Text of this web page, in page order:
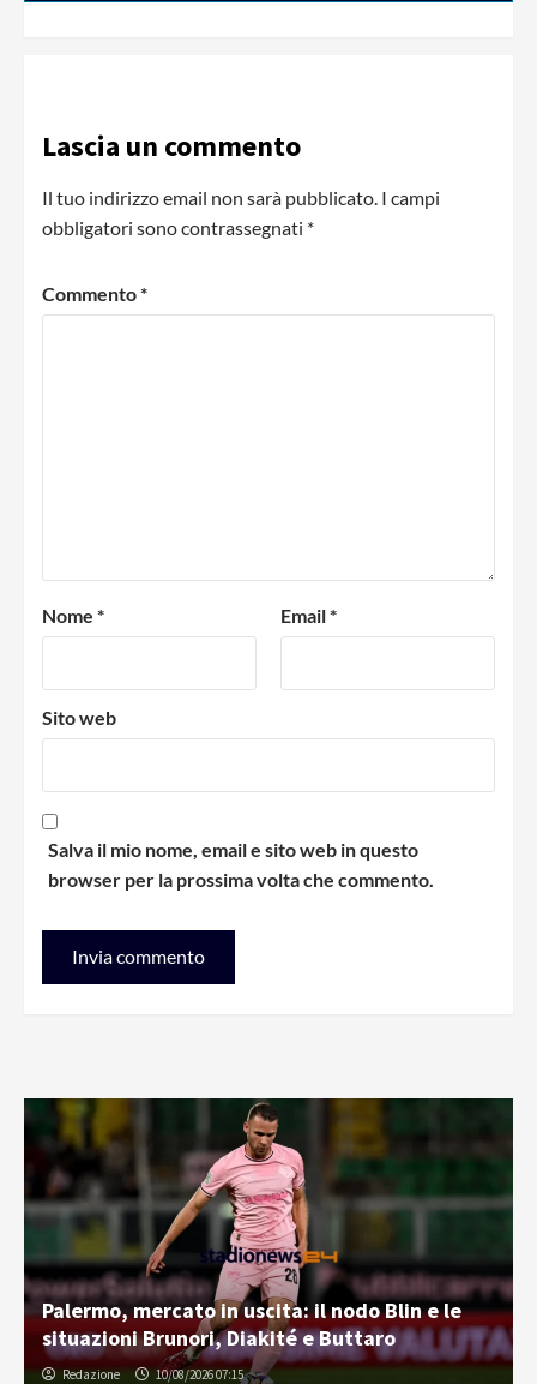
Lascia un commento
Il tuo indirizzo email non sarà pubblicato. I campi
obbligatori sono contrassegnati *
Commento*
Nome * Email*
Sito web
Salva il mio nome, email e sito web in questo
browser per la prossima volta che commento.
Palermo, mercato in uscita: il nodo Blin e le
situazioni Brunori, Diakité e Buttaro
Redazione 10/08/2026 07:15